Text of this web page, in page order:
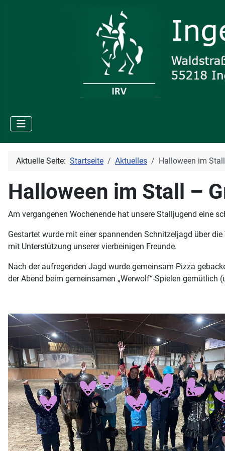
Aktuelle Seite: Startseite Aktuelles Halloween im
Halloween im Stall –
Am vergangenen Wochenende hat unsere Stalljugend eine
Gestartet wurde mit einer spannenden Schnitzeljagd über
mit Unterstützung unserer vierbeinigen Freunde.
Nach der aufregenden Jagd wurde gemeinsam Pizza
der Abend beim gemeinsamen „Werwolf“-Spielen gemütlich